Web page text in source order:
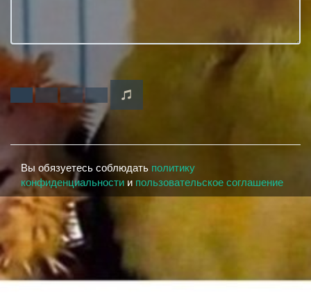
Вы обязуетесь соблюдать политику
конфиденциальности и пользовательское соглашение